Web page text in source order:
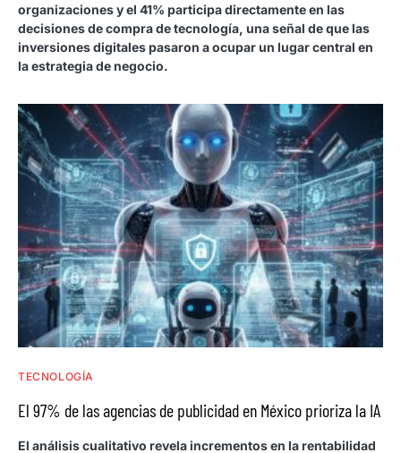
organizaciones y el 41% participa directamente en las
decisiones de compra de tecnología, una señal de que las
inversiones digitales pasaron a ocupar un lugar central en
la estrategia de negocio.
TECNOLOGÍA
El 97% de las agencias de publicidad en México prioriza la IA
El análisis cualitativo revela incrementos en la rentabilidad